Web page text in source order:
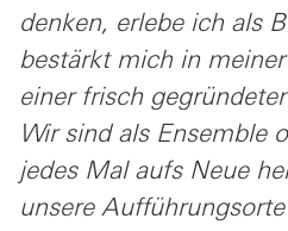
denken, erlebe ich als
bestärkt mich in
einer frisch
Wir sind als Ensemble
jedes Mal aufs Neue
unsere